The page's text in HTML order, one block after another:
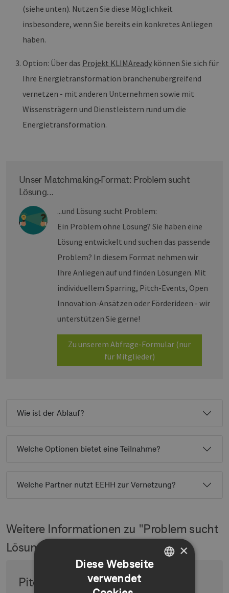
(siehe unten). Nutzen Sie diese Möglichkeit
insbesondere, wenn Sie bereits ein konkretes Anliegen
haben.
Option: Über das Projekt KLIMAready können Sie sich für
Ihre Energietransformation branchenübergreifend
vernetzen - mit anderen Unternehmen sowie mit
Wissensträgern und Dienstleistern rund um die
Energietransformation.
Unser Matchmaking-Format: Problem sucht
Lösung...
...und Lösung sucht Problem:
Ein Problem ohne Lösung? Sie haben eine
Lösung entwickelt und suchen das passende
Problem? In diesem Format nehmen wir
Ihre Anliegen auf und finden Lösungen. Mit
individuellem Sparring, Pitch-Events, Open
Innovation-Ansätzen oder Förderideen - wir
unterstützen Sie gerne!
Zu unserem Abfrage-Formular (nur
für Mitglieder)
Wie ist der Ablauf?
Welche Optionen bietet eine Teilnahme?
Welche Partner nutzt EEHH zur Vernetzung?
Weitere Informationen zu "Problem sucht
Lösung"
Pitch Event
×
Diese Webseite
verwendet